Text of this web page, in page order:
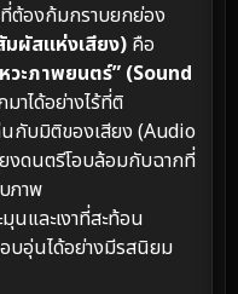
ต้องก้มกราบยกย่อง
มผัสแห่งเสียง) คือ
วะภาพยนตร์” (Sound
าได้อย่างไร้ที่ติ
นกับมิติของเสียง (Audio
งดนตรีโอบล้อมกับฉากที่
ภาพ
และเงาที่สะท้อน
บอุ่นได้อย่างมีรสนิยม